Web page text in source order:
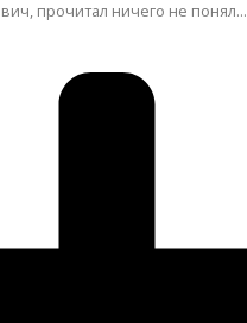
прочитал ничего не понял…